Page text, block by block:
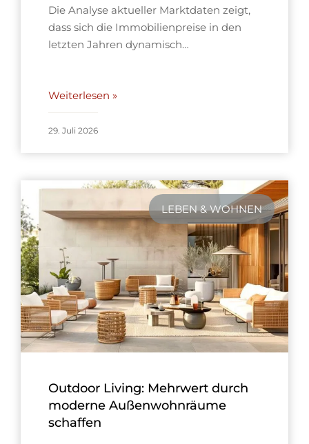
Die Analyse aktueller Marktdaten zeigt,
dass sich die Immobilienpreise in den
letzten Jahren dynamisch…
Weiterlesen »
29. Juli 2026
LEBEN & WOHNEN
Outdoor Living: Mehrwert durch
moderne Außenwohnräume
schaffen